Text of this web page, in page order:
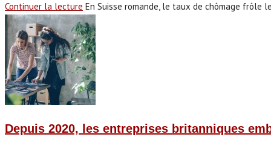
Continuer la lecture En Suisse romande, le taux de chômage frôle
Depuis 2020, les entreprises britanniques